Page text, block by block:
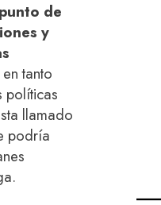
de
y
tanto
políticas
llamado
podría